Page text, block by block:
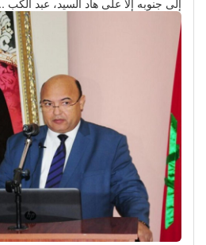
إلى جنوبه إلا على هاد السيد، عبد الكب ...